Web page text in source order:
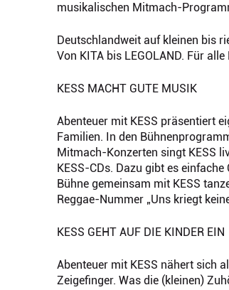
musikalischen Mitmach-
Deutschlandweit auf kleinen bis
Von KITA bis LEGOLAND. Für
KESS MACHT GUTE MUSIK
Abenteuer mit KESS präsentiert
Familien. In den
Mitmach-Konzerten singt KESS
KESS-CDs. Dazu gibt es
Bühne gemeinsam mit KESS
Reggae-Nummer „Uns kriegt
KESS GEHT AUF DIE KINDER EIN
Abenteuer mit KESS nähert sich
Zeigefinger. Was die (kleinen)